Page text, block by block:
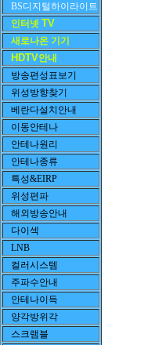
BS디지털하이라이트
인터넷 TV
새로나온 기기
HDTV안내
방송편성표보기
위성방향찾기
베란다설치안내
이동안테나
안테나원리
안테나종류
특성&EIRP
위성편파
해외방송안내
다이섹
LNB
컬러시스템
주파수안내
안테나이득
양각방위각
스크램블